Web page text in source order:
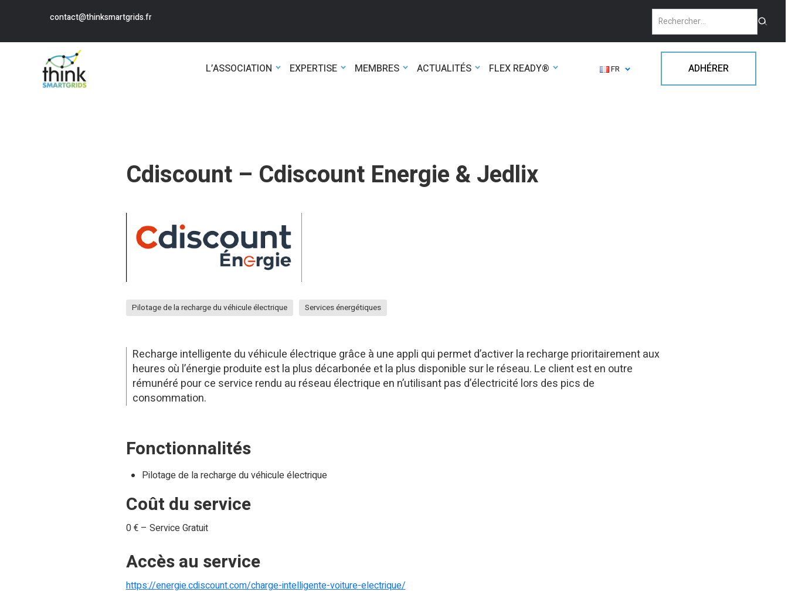
contact@thinksmartgrids.fr
L’ASSOCIATION EXPERTISE MEMBRES ACTUALITÉS FLEX READY® FR ADHÉRER
Cdiscount – Cdiscount Energie & Jedlix
Pilotage de la recharge du véhicule électrique Services énergétiques
Recharge intelligente du véhicule électrique grâce à une appli qui permet d’activer la recharge prioritairement aux
heures où l’énergie produite est la plus décarbonée et la plus disponible sur le réseau. Le client est en outre
rémunéré pour ce service rendu au réseau électrique en n’utilisant pas d’électricité lors des pics de
consommation.
Fonctionnalités
Pilotage de la recharge du véhicule électrique
Coût du service
0 € – Service Gratuit
Accès au service
https://energie.cdiscount.com/charge-intelligente-voiture-electrique/